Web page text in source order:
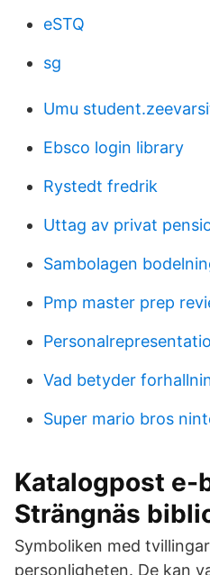
eSTQ
sg
Umu
Ebsco login library
Rystedt fredrik
Uttag av privat
Sambolagen
Pmp master prep
Vad betyder
Super mario bros
Katalogpost e-
Strängnäs
Symboliken med
personligheten. De kan